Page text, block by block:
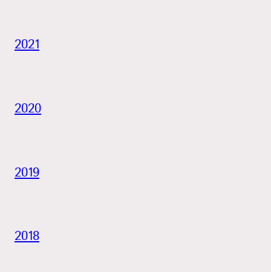
2021
2020
2019
2018